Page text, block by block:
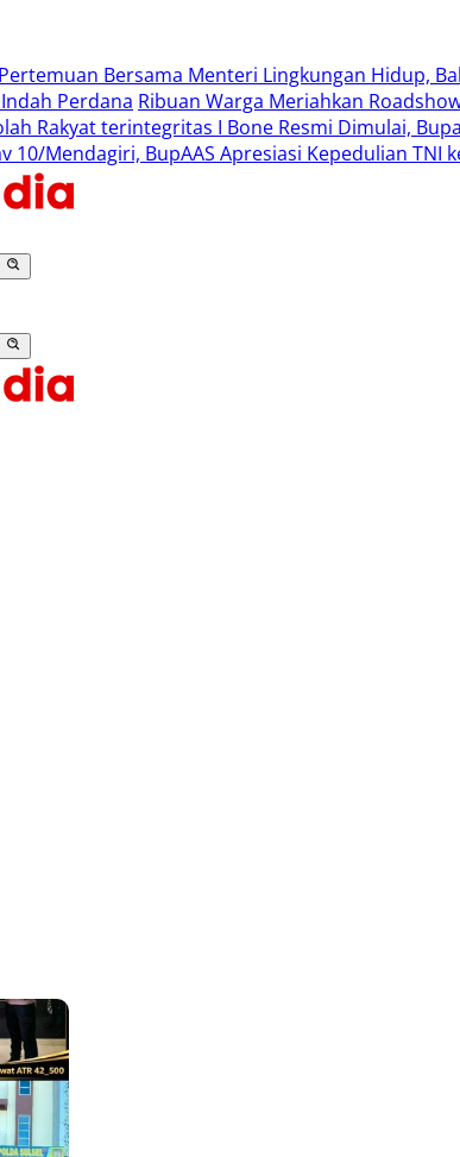
Bersama Menteri Lingkungan Hidup,
Perdana Ribuan Warga Meriahkan
Rakyat terintegritas I Bone Resmi Dimulai,
10/Mendagiri, BupAAS Apresiasi Kepedulian TNI